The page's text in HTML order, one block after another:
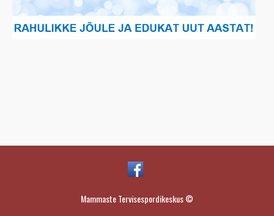
Mammaste Tervisespordikeskus ©